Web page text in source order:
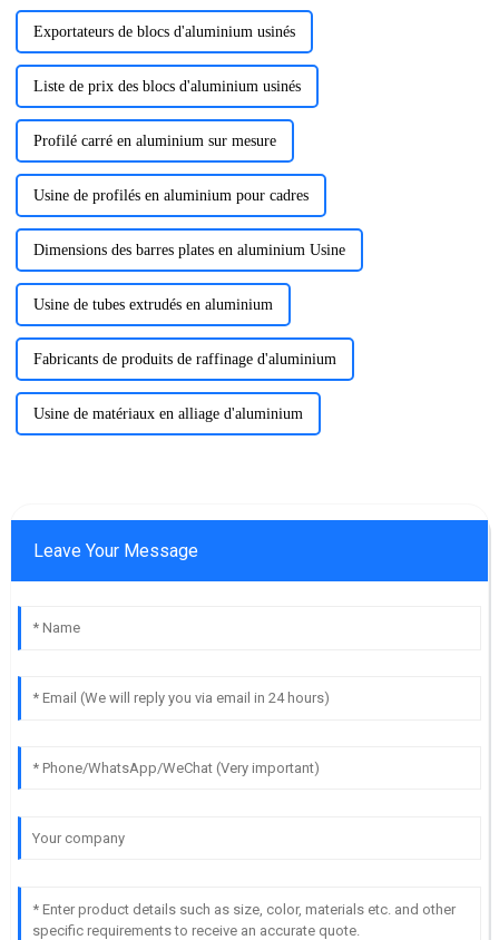
Exportateurs de blocs d'aluminium usinés
Liste de prix des blocs d'aluminium usinés
Profilé carré en aluminium sur mesure
Usine de profilés en aluminium pour cadres
Dimensions des barres plates en aluminium Usine
Usine de tubes extrudés en aluminium
Fabricants de produits de raffinage d'aluminium
Usine de matériaux en alliage d'aluminium
Leave Your Message